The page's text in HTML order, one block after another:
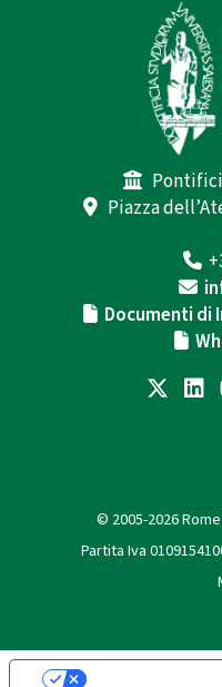
Piazza
Documenti di
© 2005-2026
Partita Iva
Le tue